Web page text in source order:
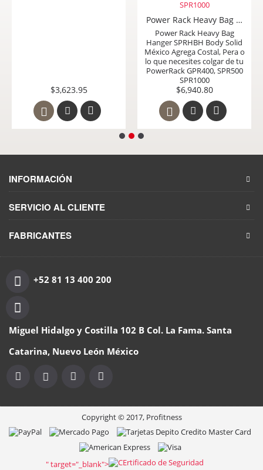
$3,623.95
Power Rack Heavy Bag Hanger SPRHBH Body Solid México Agrega Costal, Pera o lo que necesites colgar de tu PowerRack GPR400, SPR500 SPR1000
Power Rack Heavy Bag
Hanger SPRHBH Body Solid
México Agrega Costal, Pera o
lo que necesites colgar de tu
PowerRack GPR400, SPR500
SPR1000
$6,940.80
INFORMACIÓN
SERVICIO AL CLIENTE
FABRICANTES
+52 81 13 400 200
Miguel Hidalgo y Costilla 102 B Col. La Fama. Santa
Catarina, Nuevo León México
Copyright © 2017, Profitness
" target="_blank">